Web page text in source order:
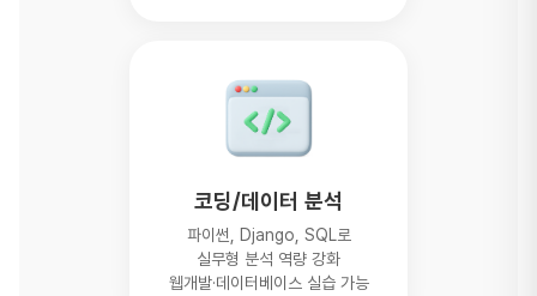
코딩/데이터 분석
파이썬, Django, SQL로
실무형 분석 역량 강화
웹개발·데이터베이스 실습 가능